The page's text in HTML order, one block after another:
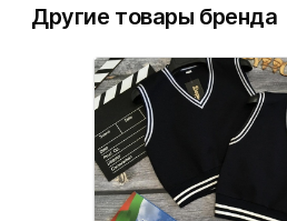
Другие товары бренда